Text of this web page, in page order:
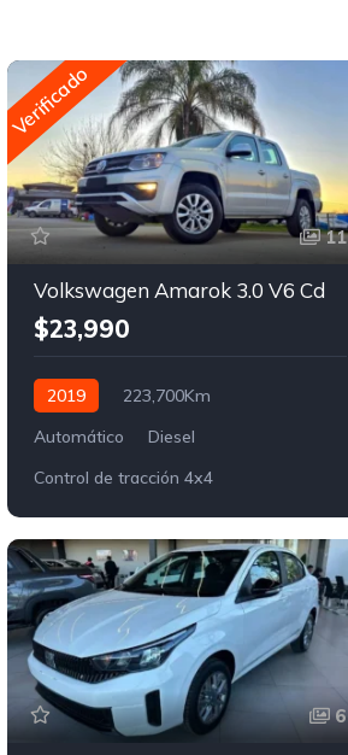
Verificado
11
Volkswagen Amarok 3.0 V6 Cd
$23,990
2019
223,700Km
Automático
Diesel
Control de tracción 4x4
6